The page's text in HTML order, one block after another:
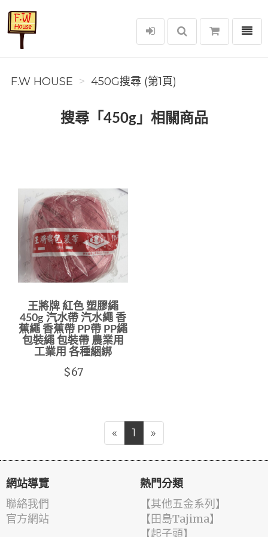
F.W House
選單
F.W HOUSE 450G搜尋 (第1頁)
搜尋「450g」相關商品
王將牌 紅色 塑膠繩
450g 汽水帶 汽水繩 香
蕉繩 香蕉帶 PP帶 PP繩
包裝繩 包裝帶 農業用
工業用 各種綑綁
$67
« 1 »
網站導覽
聯絡我們
官方網站
熱門分類
【其他五金系列】
【田島Tajima】
【起子頭】